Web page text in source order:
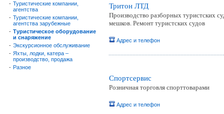
- Туристические компании,
агентства
- Туристические компании,
агентства зарубежные
- Туристическое оборудование
и снаряжение
- Экскурсионное обслуживание
- Яхты, лодки, катера –
производство, продажа
- Разное
Тритон ЛТД
Производство разборных туристских
мешков. Ремонт туристских судов
Адрес и телефон
Спортсервис
Розничная торговля спорттоварами
Адрес и телефон